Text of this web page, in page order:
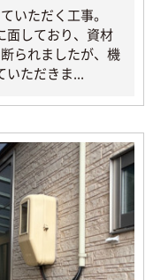
いただく工事。
面しており、資材
られましたが、機
いただきま...